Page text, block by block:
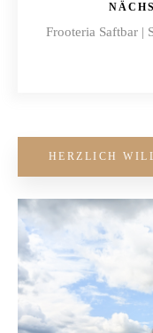
Frooteria Saftbar |
HERZLICH